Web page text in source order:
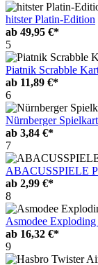
hitster Platin-Edition
ab 49,95 €*
5
Piatnik Scrabble
ab 11,89 €*
6
Nürnberger
ab 3,84 €*
7
ABACUSSPIELE
ab 2,99 €*
8
Asmodee
ab 16,32 €*
9